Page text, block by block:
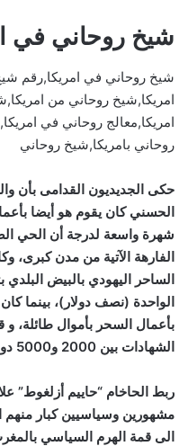
شيخ روحاني في
شيخ روحاني في امريكا,رقم
امريكا,شيخ روحاني من
امريكا,معالج روحاني في
روحاني بامريكا,شيخ روحاني
حكى الجديديون القدامى بأن
الحسني كان يقوم هو أيضا
شهرة واسعة لدرجة أن الحي
الفارهة الآتية من مدن كبرى،
الواحدة (نصف دولار)، بينما كان
بأعمال السحر بأموال
الشهادات بين 2000 و5000 دولار أو حتى 10000 دولار أحيانا.
ربط الحاخام “حاييم أزلغوط”
مشهورين وسياسيين كبار منهم
الى قمة الهرم السياسي